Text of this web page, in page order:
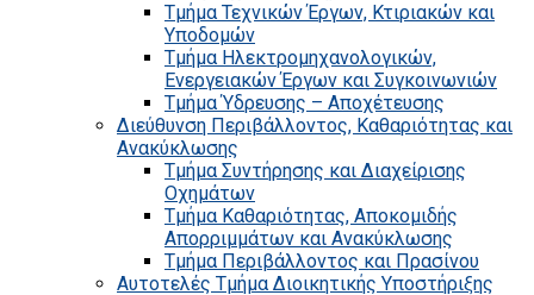
Τμήμα Τεχνικών Έργων, Κτιριακών και
Υποδομών
Τμήμα Ηλεκτρομηχανολογικών,
Ενεργειακών Έργων και Συγκοινωνιών
Τμήμα Ύδρευσης – Αποχέτευσης
Διεύθυνση Περιβάλλοντος, Καθαριότητας και
Ανακύκλωσης
Τμήμα Συντήρησης και Διαχείρισης
Οχημάτων
Τμήμα Καθαριότητας, Αποκομιδής
Απορριμμάτων και Ανακύκλωσης
Τμήμα Περιβάλλοντος και Πρασίνου
Αυτοτελές Τμήμα Διοικητικής Υποστήριξης